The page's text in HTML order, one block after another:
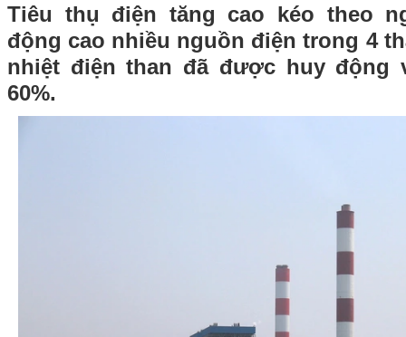
Tiêu thụ điện tăng cao kéo theo
động cao nhiều nguồn điện trong 4
nhiệt điện than đã được huy động
60%.